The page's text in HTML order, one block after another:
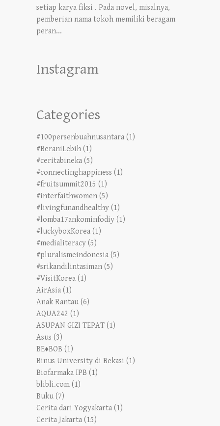
setiap karya fiksi . Pada novel, misalnya,
pemberian nama tokoh memiliki beragam
peran...
Instagram
Categories
#100persenbuahnusantara (1)
#BeraniLebih (1)
#ceritabineka (5)
#connectinghappiness (1)
#fruitsummit2015 (1)
#interfaithwomen (5)
#livingfunandhealthy (1)
#lomba17ankominfodiy (1)
#luckyboxKorea (1)
#medialiteracy (5)
#pluralismeindonesia (5)
#srikandilintasiman (5)
#VisitKorea (1)
AirAsia (1)
Anak Rantau (6)
AQUA242 (1)
ASUPAN GIZI TEPAT (1)
Asus (3)
BE♦BOB (1)
Binus University di Bekasi (1)
Biofarmaka IPB (1)
blibli.com (1)
Buku (7)
Cerita dari Yogyakarta (1)
Cerita Jakarta (15)